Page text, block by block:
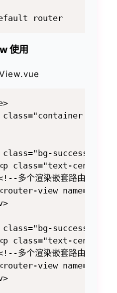
export default router
使用
bg-
class="bg-success py-
class="text-center
多个渲染嵌套路由-->
view
class="bg-success py-
class="text-center
多个渲染嵌套路由-->
view